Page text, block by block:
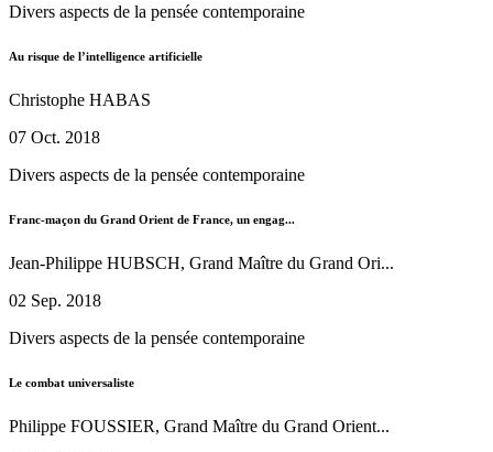
Divers aspects de la pensée contemporaine
Au risque de l’intelligence artificielle
Christophe HABAS
07 Oct. 2018
Divers aspects de la pensée contemporaine
Franc-maçon du Grand Orient de France, un engag...
Jean-Philippe HUBSCH, Grand Maître du Grand Ori...
02 Sep. 2018
Divers aspects de la pensée contemporaine
Le combat universaliste
Philippe FOUSSIER, Grand Maître du Grand Orient...